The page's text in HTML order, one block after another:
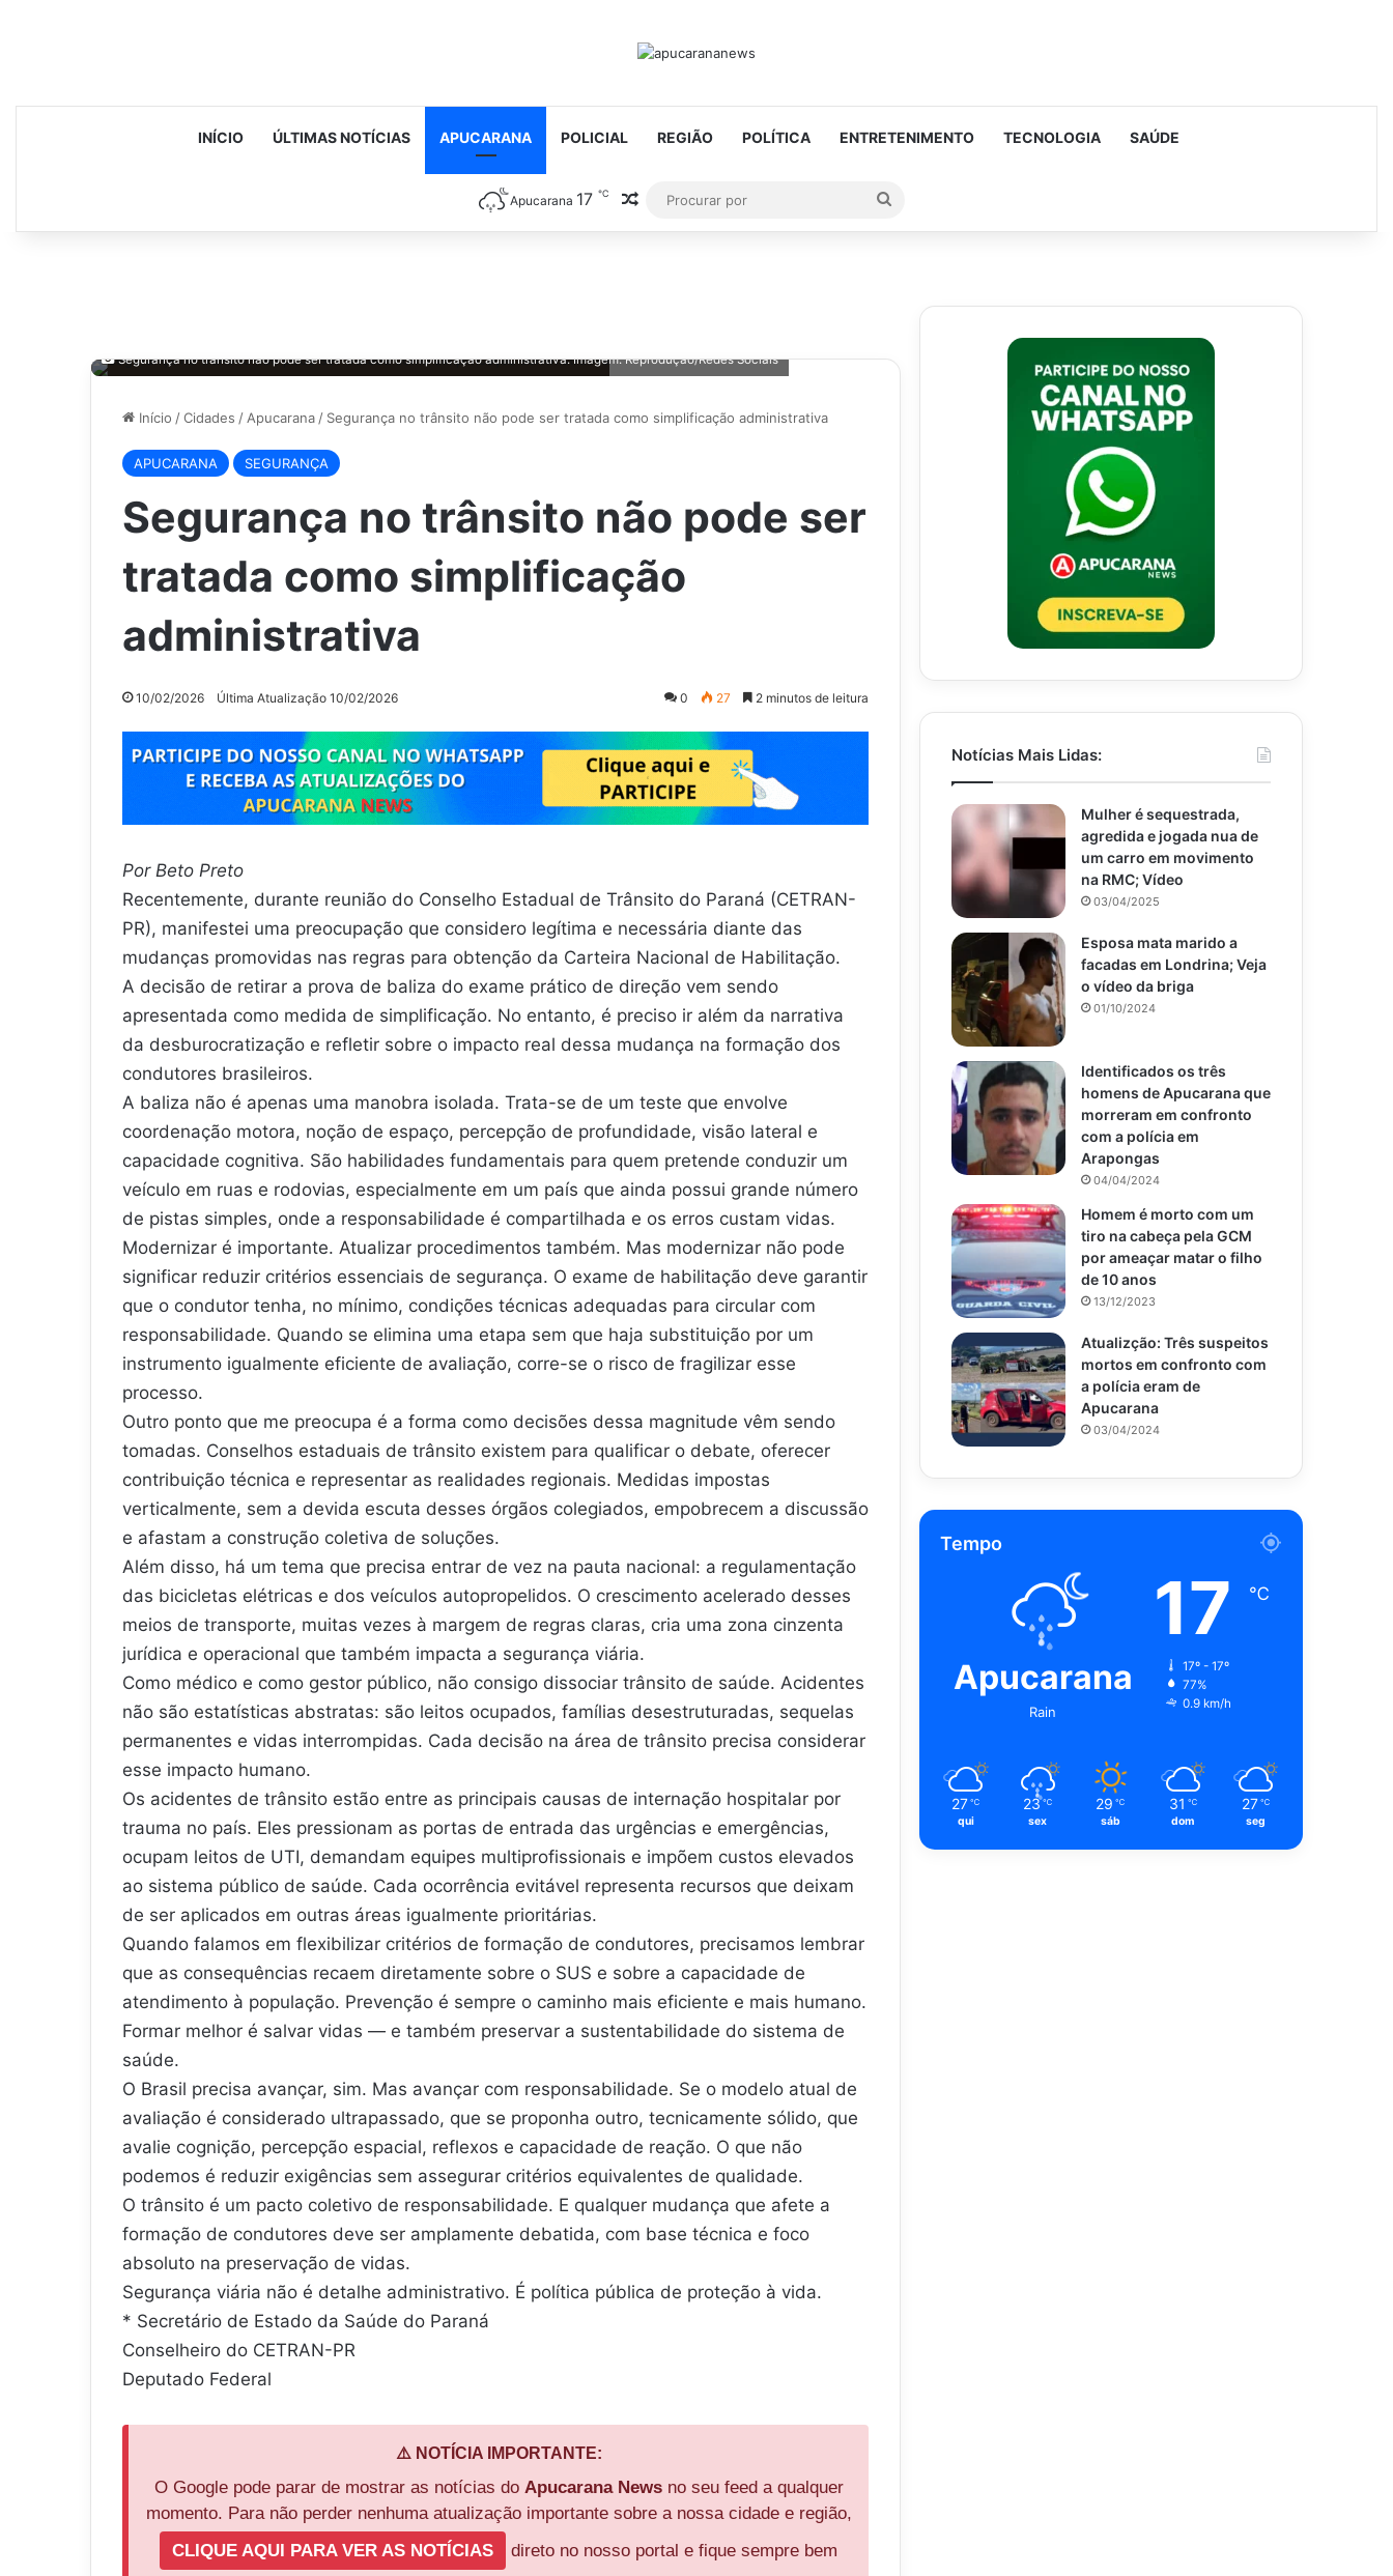
INÍCIO ÚLTIMAS NOTÍCIAS APUCARANA POLICIAL REGIÃO POLÍTICA ENTRETENIMENTO TECNOLOGIA SAÚDE
Apucarana 17 ℃ Artigo aleatório
por
Segurança no trânsito não pode ser tratada como simplificação administrativa. Imagem: Reprodução/Redes Sociais
Início /Cidades / Apucarana / Segurança no trânsito não pode ser tratada como simplificação administrativa
APUCARANA SEGURANÇA
Segurança no trânsito não pode ser
tratada como simplificação
administrativa
10/02/2026 Última Atualização 10/02/2026 0 27 2 minutos de leitura
Por Beto Preto
Recentemente, durante reunião do Conselho Estadual de Trânsito do Paraná (CETRAN-
PR), manifestei uma preocupação que considero legítima e necessária diante das
mudanças promovidas nas regras para obtenção da Carteira Nacional de Habilitação.
A decisão de retirar a prova de baliza do exame prático de direção vem sendo
apresentada como medida de simplificação. No entanto, é preciso ir além da narrativa
da desburocratização e refletir sobre o impacto real dessa mudança na formação dos
condutores brasileiros.
A baliza não é apenas uma manobra isolada. Trata-se de um teste que envolve
coordenação motora, noção de espaço, percepção de profundidade, visão lateral e
capacidade cognitiva. São habilidades fundamentais para quem pretende conduzir um
veículo em ruas e rodovias, especialmente em um país que ainda possui grande número
de pistas simples, onde a responsabilidade é compartilhada e os erros custam vidas.
Modernizar é importante. Atualizar procedimentos também. Mas modernizar não pode
significar reduzir critérios essenciais de segurança. O exame de habilitação deve garantir
que o condutor tenha, no mínimo, condições técnicas adequadas para circular com
responsabilidade. Quando se elimina uma etapa sem que haja substituição por um
instrumento igualmente eficiente de avaliação, corre-se o risco de fragilizar esse
processo.
Outro ponto que me preocupa é a forma como decisões dessa magnitude vêm sendo
tomadas. Conselhos estaduais de trânsito existem para qualificar o debate, oferecer
contribuição técnica e representar as realidades regionais. Medidas impostas
verticalmente, sem a devida escuta desses órgãos colegiados, empobrecem a discussão
e afastam a construção coletiva de soluções.
Além disso, há um tema que precisa entrar de vez na pauta nacional: a regulamentação
das bicicletas elétricas e dos veículos autopropelidos. O crescimento acelerado desses
meios de transporte, muitas vezes à margem de regras claras, cria uma zona cinzenta
jurídica e operacional que também impacta a segurança viária.
Como médico e como gestor público, não consigo dissociar trânsito de saúde. Acidentes
não são estatísticas abstratas: são leitos ocupados, famílias desestruturadas, sequelas
permanentes e vidas interrompidas. Cada decisão na área de trânsito precisa considerar
esse impacto humano.
Os acidentes de trânsito estão entre as principais causas de internação hospitalar por
trauma no país. Eles pressionam as portas de entrada das urgências e emergências,
ocupam leitos de UTI, demandam equipes multiprofissionais e impõem custos elevados
ao sistema público de saúde. Cada ocorrência evitável representa recursos que deixam
de ser aplicados em outras áreas igualmente prioritárias.
Quando falamos em flexibilizar critérios de formação de condutores, precisamos lembrar
que as consequências recaem diretamente sobre o SUS e sobre a capacidade de
atendimento à população. Prevenção é sempre o caminho mais eficiente e mais humano.
Formar melhor é salvar vidas — e também preservar a sustentabilidade do sistema de
saúde.
O Brasil precisa avançar, sim. Mas avançar com responsabilidade. Se o modelo atual de
avaliação é considerado ultrapassado, que se proponha outro, tecnicamente sólido, que
avalie cognição, percepção espacial, reflexos e capacidade de reação. O que não
podemos é reduzir exigências sem assegurar critérios equivalentes de qualidade.
O trânsito é um pacto coletivo de responsabilidade. E qualquer mudança que afete a
formação de condutores deve ser amplamente debatida, com base técnica e foco
absoluto na preservação de vidas.
Segurança viária não é detalhe administrativo. É política pública de proteção à vida.
* Secretário de Estado da Saúde do Paraná
Conselheiro do CETRAN-PR
Deputado Federal
⚠️ NOTÍCIA IMPORTANTE:
O Google pode parar de mostrar as notícias do Apucarana Newsno seu feed a qualquer
momento. Para não perder nenhuma atualização importante sobre a nossa cidade e região,
CLIQUE AQUI PARA VER AS NOTÍCIAS
direto no nosso portal e fique sempre bem
Notícias Mais Lidas:
Mulher é sequestrada,
agredida e jogada nua de
um carro em movimento
na RMC; Vídeo
03/04/2025
Esposa mata marido a
facadas em Londrina; Veja
o vídeo da briga
01/10/2024
Identificados os três
homens de Apucarana que
morreram em confronto
com a polícia em
Arapongas
04/04/2024
Homem é morto com um
tiro na cabeça pela GCM
por ameaçar matar o filho
de 10 anos
13/12/2023
Atualizção: Três suspeitos
mortos em confronto com
a polícia eram de
Apucarana
03/04/2024
Tempo
Apucarana
Rain
17 ℃
17º - 17º
77%
0.9 km/h
27 ℃
qui
23 ℃
sex
29 ℃
sáb
31 ℃
dom
27 ℃
seg